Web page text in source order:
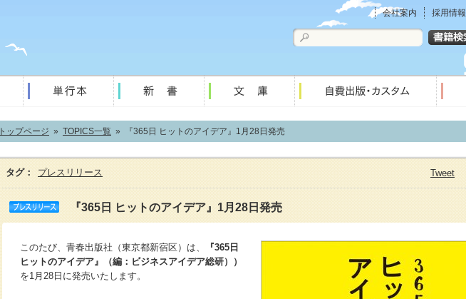
会社案内 採用情報
トップページ » TOPICS一覧 » 『365日 ヒットのアイデア』1月28日発売
タグ： プレスリリース Tweet
『365日 ヒットのアイデア』1月28日発売
このたび、青春出版社（東京都新宿区）は、
『365日
ヒットのアイデア』（編：ビジネスアイデア総研））
を1月28日に発売いたします。